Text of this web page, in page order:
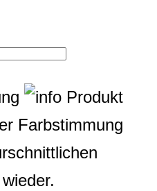
Produkt
Farbstimmung